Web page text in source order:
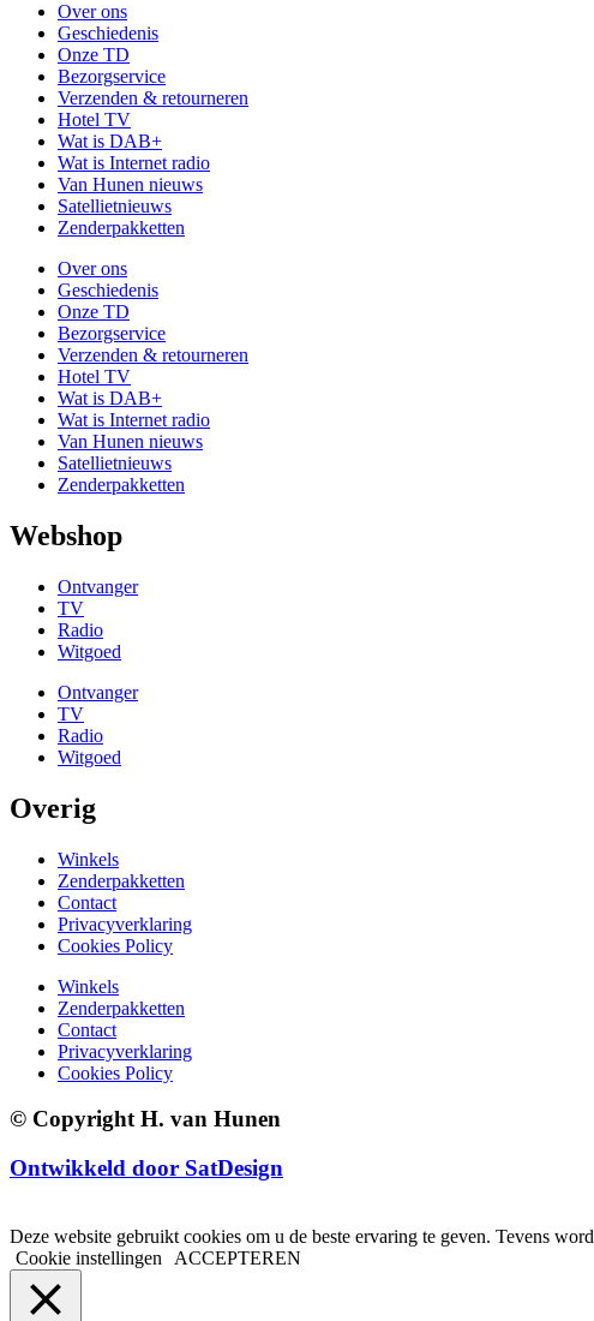
Over ons
Geschiedenis
Onze TD
Bezorgservice
Verzenden & retourneren
Hotel TV
Wat is DAB+
Wat is Internet radio
Van Hunen nieuws
Satellietnieuws
Zenderpakketten
Over ons
Geschiedenis
Onze TD
Bezorgservice
Verzenden & retourneren
Hotel TV
Wat is DAB+
Wat is Internet radio
Van Hunen nieuws
Satellietnieuws
Zenderpakketten
Webshop
Ontvanger
TV
Radio
Witgoed
Ontvanger
TV
Radio
Witgoed
Overig
Winkels
Zenderpakketten
Contact
Privacyverklaring
Cookies Policy
Winkels
Zenderpakketten
Contact
Privacyverklaring
Cookies Policy
© Copyright H. van Hunen
Ontwikkeld door SatDesign
Deze website gebruikt cookies om u de beste ervaring te geven. Tevens
Cookie instellingen
ACCEPTEREN